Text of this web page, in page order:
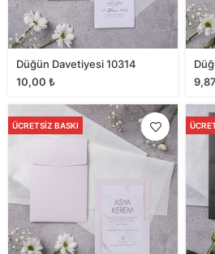
Düğün Davetiyesi 10314
10,00 ₺
9,87
ÜCRETSIZ BASKI